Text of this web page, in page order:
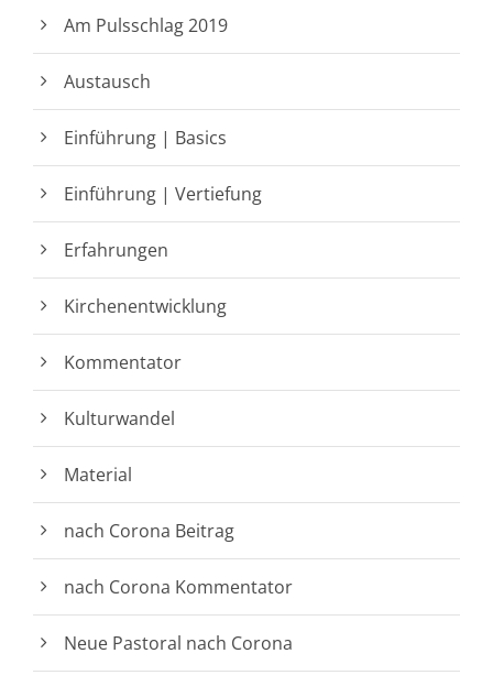
Am Pulsschlag 2019
Austausch
Einführung | Basics
Einführung | Vertiefung
Erfahrungen
Kirchenentwicklung
Kommentator
Kulturwandel
Material
nach Corona Beitrag
nach Corona Kommentator
Neue Pastoral nach Corona